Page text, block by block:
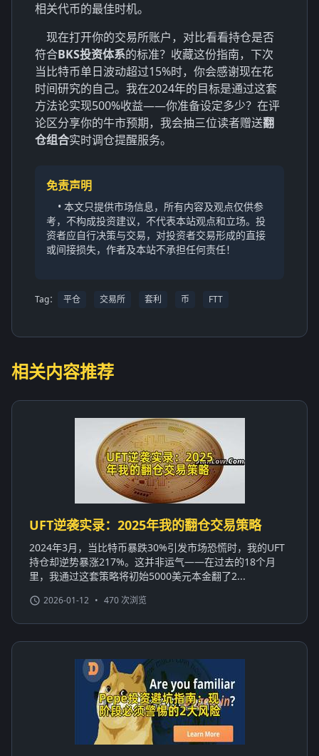
相关代币的最佳时机。
现在打开你的交易所账户，对比看看持仓是否
符合BKS投资体系的标准？收藏这份指南，下次
当比特币单日波动超过15%时，你会感谢现在花
时间研究的自己。我在2024年的目标是通过这套
方法论实现500%收益——你准备设定多少？在评
论区分享你的牛市预期，我会抽三位读者赠送翻
仓组合实时调仓提醒服务。
免责声明
• 本文只提供市场信息，所有内容及观点仅供参
考，不构成投资建议，不代表本站观点和立场。投
资者应自行决策与交易，对投资者交易形成的直接
或间接损失，作者及本站不承担任何责任！
Tag： 平仓 交易所 套利 币 FTT
相关内容推荐
UFT逆袭实录：2025年我的翻仓交易策略
2024年3月，当比特币暴跌30%引发市场恐慌时，我的UFT
持仓却逆势暴涨217%。这并非运气——在过去的18个月
里，我通过这套策略将初始5000美元本金翻了2...
2026-01-12 • 470 次浏览